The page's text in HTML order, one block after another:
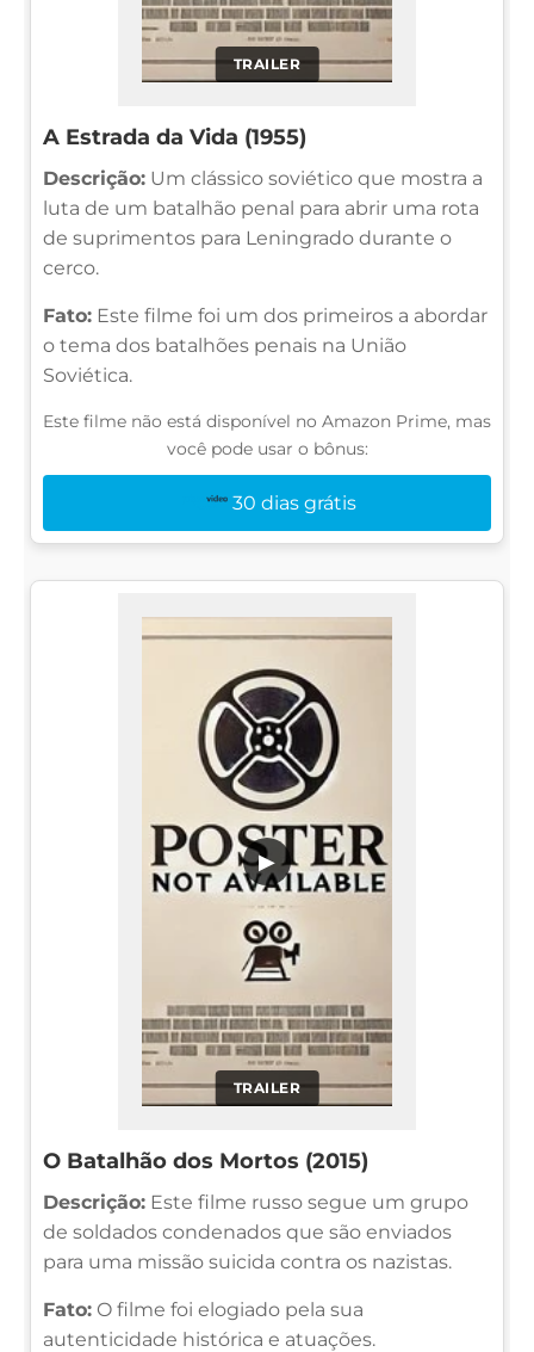
TRAILER
A Estrada da Vida (1955)
Descrição: Um clássico soviético que mostra a
luta de um batalhão penal para abrir uma rota
de suprimentos para Leningrado durante o
cerco.
Fato: Este filme foi um dos primeiros a abordar
o tema dos batalhões penais na União
Soviética.
Este filme não está disponível no Amazon Prime, mas
você pode usar o bônus:
30 dias grátis
TRAILER
▶
O Batalhão dos Mortos (2015)
Descrição: Este filme russo segue um grupo
de soldados condenados que são enviados
para uma missão suicida contra os nazistas.
Fato: O filme foi elogiado pela sua
autenticidade histórica e atuações.